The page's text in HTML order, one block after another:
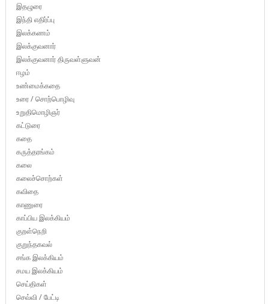
இதழுரை
இந்தி எதிர்ப்பு
இலக்கணம்
இலக்குவனார்
இலக்குவனார் திருவள்ளுவன்
ஈழம்
உண்மைக்கதை
உரை / சொற்பொழிவு
உறுதிமொழிஞர்
கட்டுரை
கதை
கருத்தரங்கம்
கலை
கலைச்சொற்கள்
கவிதை
காணுரை
காப்பிய இலக்கியம்
குறள்நெறி
குறுந்தகவல்
சங்க இலக்கியம்
சமய இலக்கியம்
செய்திகள்
செவ்வி / பேட்டி